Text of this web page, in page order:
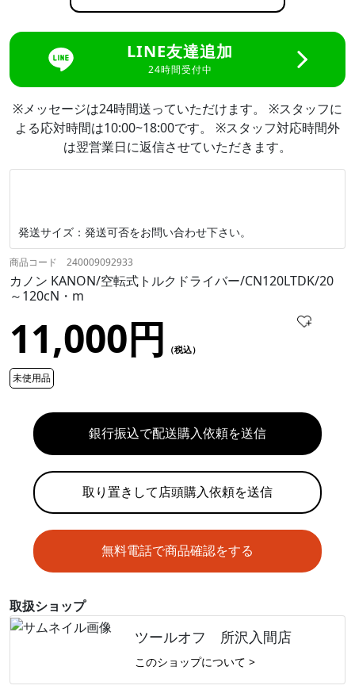
LINE友達追加
24時間受付中
※メッセージは24時間送っていただけます。 ※スタッフに
よる応対時間は10:00~18:00です。 ※スタッフ対応時間外
は翌営業日に返信させていただきます。
発送サイズ：発送可否をお問い合わせ下さい。
商品コード 240009092933
カノン KANON/空転式トルクドライバー/CN120LTDK/20
～120cN・m
11,000円 （税込）
未使用品
銀行振込で配送購入依頼を送信
取り置きして店頭購入依頼を送信
無料電話で商品確認をする
取扱ショップ
ツールオフ 所沢入間店
このショップについて >